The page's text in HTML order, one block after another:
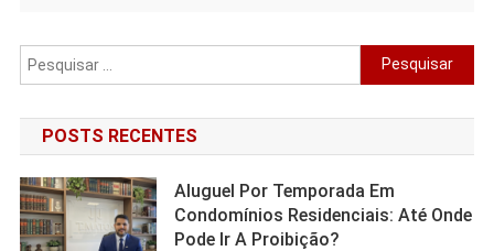
Pesquisar
por:
POSTS RECENTES
Aluguel Por Temporada Em
Condomínios Residenciais: Até Onde
Pode Ir A Proibição?